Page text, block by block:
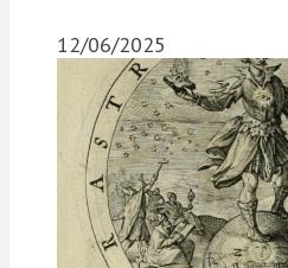
12/06/2025